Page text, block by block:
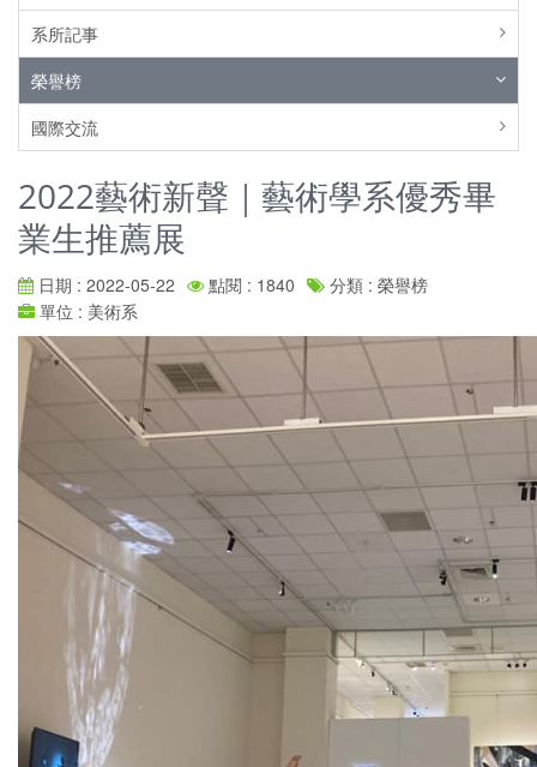
系所記事
榮譽榜
國際交流
2022藝術新聲｜藝術學系優秀畢
業生推薦展
日期 : 2022-05-22 點閱 : 1840
分類 : 榮譽榜
單位 : 美術系